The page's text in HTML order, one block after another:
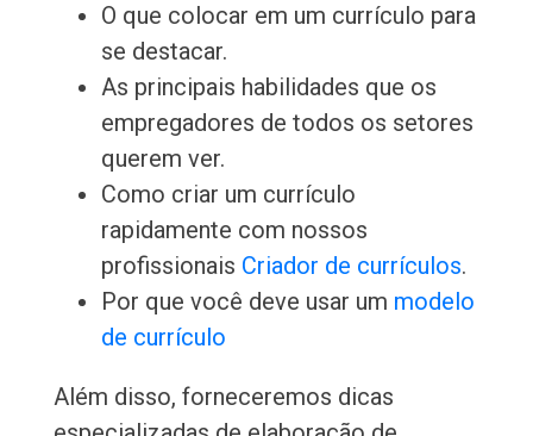
O que colocar em um currículo para
se destacar.
As principais habilidades que os
empregadores de todos os setores
querem ver.
Como criar um currículo
rapidamente com nossos
profissionais Criador de currículos.
Por que você deve usar um modelo
de currículo
Além disso, forneceremos dicas